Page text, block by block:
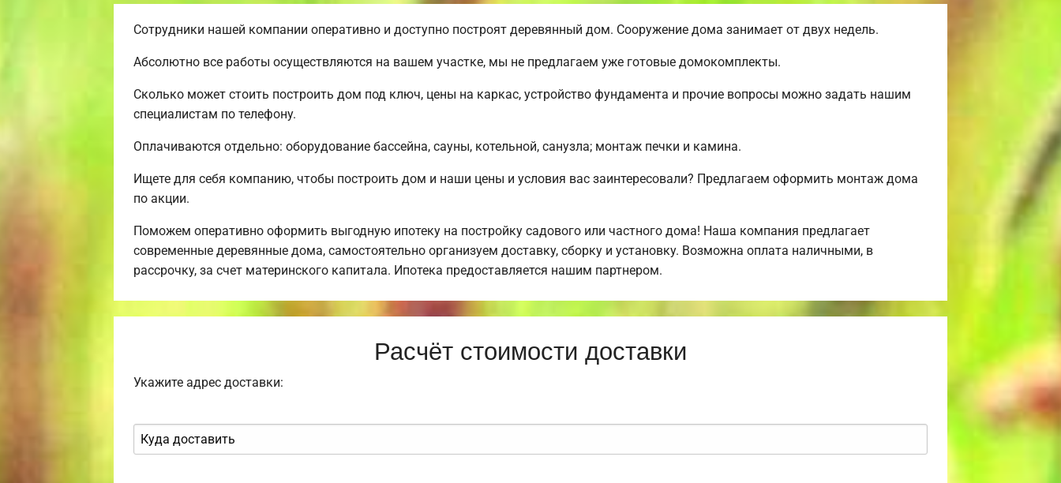
Сотрудники нашей компании оперативно и доступно построят деревянный дом. Сооружение дома занимает от двух недель.
Абсолютно все работы осуществляются на вашем участке, мы не предлагаем уже готовые домокомплекты.
Сколько может стоить построить дом под ключ, цены на каркас, устройство фундамента и прочие вопросы можно задать нашим
специалистам по телефону.
Оплачиваются отдельно: оборудование бассейна, сауны, котельной, санузла; монтаж печки и камина.
Ищете для себя компанию, чтобы построить дом и наши цены и условия вас заинтересовали? Предлагаем оформить монтаж дома
по акции.
Поможем оперативно оформить выгодную ипотеку на постройку садового или частного дома! Наша компания предлагает
современные деревянные дома, самостоятельно организуем доставку, сборку и установку. Возможна оплата наличными, в
рассрочку, за счет материнского капитала. Ипотека предоставляется нашим партнером.
Расчёт стоимости доставки
Укажите адрес доставки: